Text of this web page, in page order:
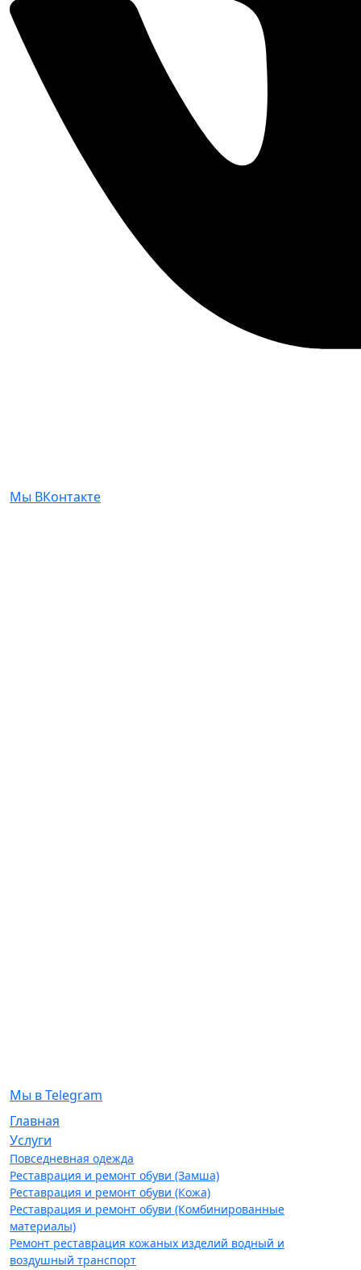
Мы ВКонтакте
Мы в Telegram
Главная
Услуги
Повседневная одежда
Реставрация и ремонт обуви (Замша)
Реставрация и ремонт обуви (Кожа)
Реставрация и ремонт обуви (Комбинированные
материалы)
Ремонт реставрация кожаных изделий водный и
воздушный транспорт